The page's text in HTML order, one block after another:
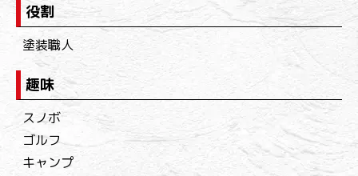
役割
塗装職人
趣味
スノボ
ゴルフ
キャンプ